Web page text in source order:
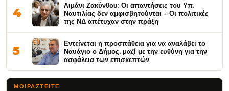
4
Λιμάνι Ζακύνθου: Οι απαντήσεις του Υπ.
Ναυτιλίας δεν αμφισβητούνται – Οι πολιτικές
της ΝΔ απέτυχαν στην πράξη
5
Εντείνεται η προσπάθεια για να αναλάβει το
Ναυάγιο ο Δήμος, μαζί με την ευθύνη για την
ασφάλεια των επισκεπτών
ΜΟΙΡΑΣΤΕΊΤΕ